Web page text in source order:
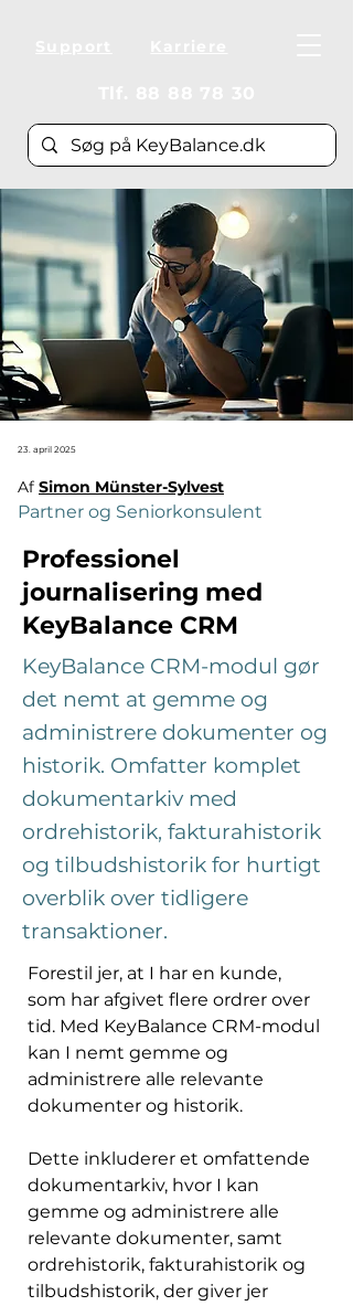
23. april 2025
Af Simon Münster-Sylvest
Partner og Seniorkonsulent
Professionel
journalisering med
KeyBalance CRM
KeyBalance CRM-modul gør
det nemt at gemme og
administrere dokumenter og
historik. Omfatter komplet
dokumentarkiv med
ordrehistorik, fakturahistorik
og tilbudshistorik for hurtigt
overblik over tidligere
transaktioner.
Forestil jer, at I har en kunde,
som har afgivet flere ordrer over
tid. Med KeyBalance CRM-modul
kan I nemt gemme og
administrere alle relevante
dokumenter og historik.
Dette inkluderer et omfattende
dokumentarkiv, hvor I kan
gemme og administrere alle
relevante dokumenter, samt
ordrehistorik, fakturahistorik og
tilbudshistorik, der giver jer